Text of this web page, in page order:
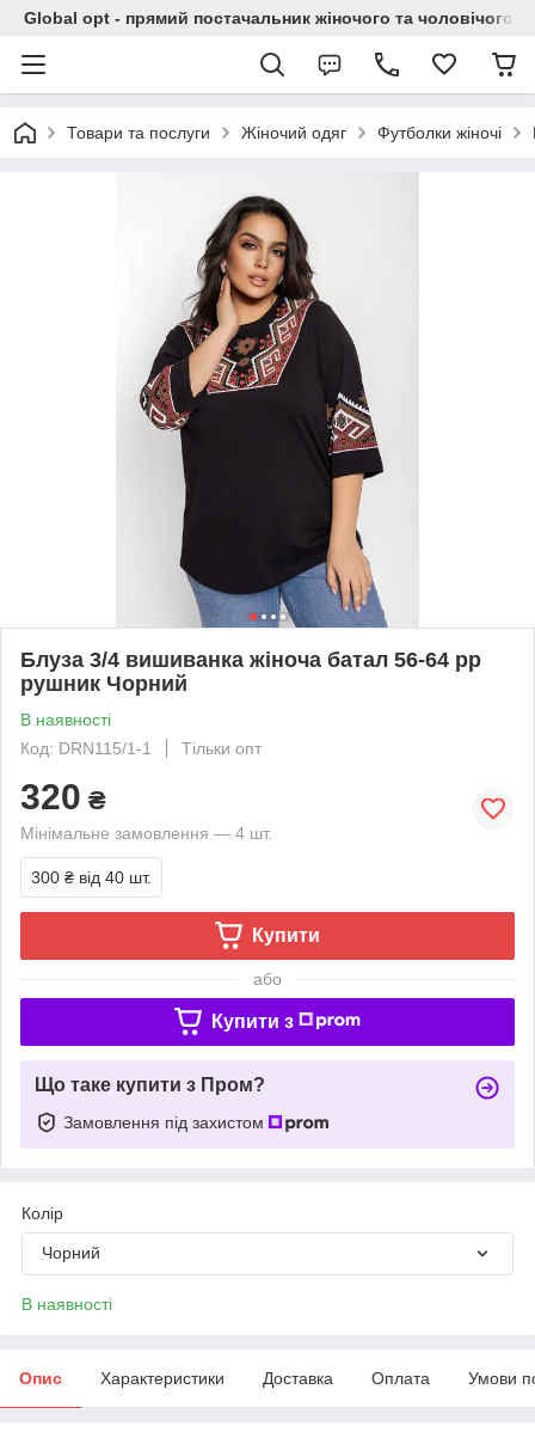
Global opt - прямий постачальник жіночого та чоловічого
Товари та послуги Жіночий одяг Футболки жіночі
Блуза 3/4 вишиванка жіноча батал 56-64 рр
рушник Чорний
В наявності
Код: DRN115/1-1
Тільки опт
320 ₴
Мінімальне замовлення — 4 шт.
300 ₴ від 40 шт.
Купити
або
Купити з
Що таке купити з Пром?
Замовлення під захистом
Колір
Чорний
В наявності
Опис Характеристики Доставка Оплата Умови